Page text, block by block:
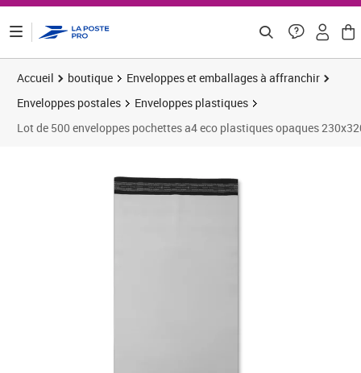
Accueil boutique
Enveloppes et emballages à affranchir
Enveloppes postales
Enveloppes plastiques
Lot de 500 enveloppes pochettes a4 eco plastiques opaques